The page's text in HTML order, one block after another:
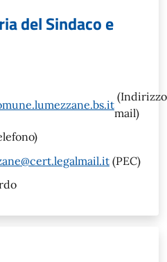
del Sindaco e
(Indirizzo
mail)
(PEC)